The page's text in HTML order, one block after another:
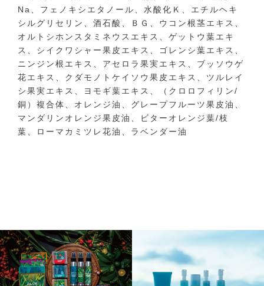
Na、フェノキシエタノール、水酸化Ｋ、エチルヘキ
シルグリセリン、酒石酸、ＢＧ、ウコン根茎エキス、
オルトシホンスタミネウスエキス、ゲットウ葉エキ
ス、シイクワシャー果皮エキス、ゴレンシ葉エキス、
ニンジン根エキス、アセロラ果実エキス、ブッソウゲ
花エキス、クダモノトケイソウ果皮エキス、ツルレイ
シ果実エキス、ヨモギ葉エキス、（クロロフィリン/
銅）複合体、オレンジ油、グレープフルーツ果皮油、
マンダリンオレンジ果皮油、ビターオレンジ葉/枝
葉、ローマカミツレ花油、ラベンダー油